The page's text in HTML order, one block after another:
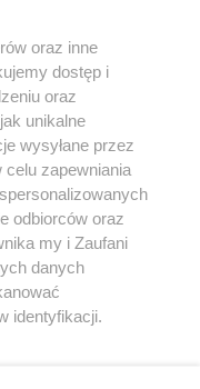
być powielany i
w jakikolwiek sposób
na jakimkolwiek polu
z umieszczaniem w
Jakiekolwiek użycie
części z naruszeniem
pod groźbą kary i
oraz inne
dostęp i
oraz
unikalne
wysyłane przez
zapewniania
odbiorców oraz
my i Zaufani
danych
identyfikacji.